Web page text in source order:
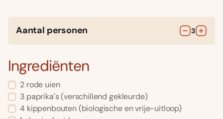
Aantal personen 3
Ingrediënten
2 rode uien
3 paprika's(verschillend gekleurde)
4 kippenbouten(biologische en vrije-uitloop)